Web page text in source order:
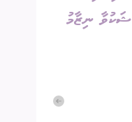
ޝަކުވާ ނިޒާމު